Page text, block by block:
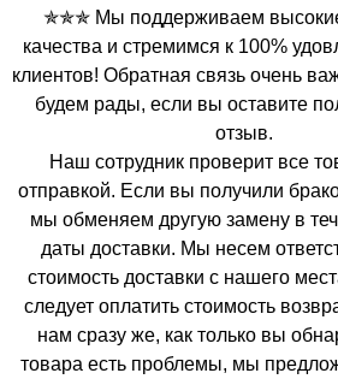
✯✯✯ Мы поддерживаем
качества и стремимся к 100%
клиентов! Обратная связь очень
будем рады, если вы оставите
отзыв.
Наш сотрудник проверит все
отправкой. Если вы получили
мы обменяем другую замену в
даты доставки. Мы несем
стоимость доставки с нашего
следует оплатить стоимость
нам сразу же, как только вы
товара есть проблемы, мы